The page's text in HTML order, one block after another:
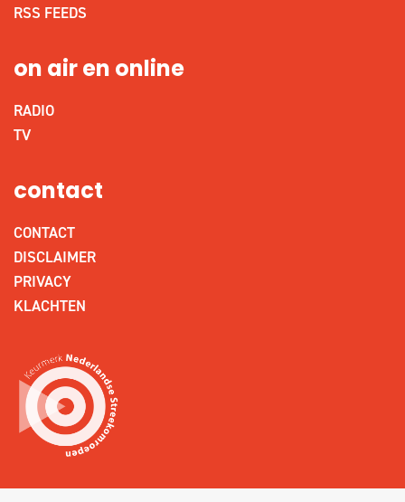
RSS FEEDS
on air en online
RADIO
TV
contact
CONTACT
DISCLAIMER
PRIVACY
KLACHTEN